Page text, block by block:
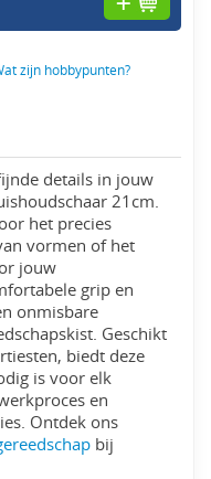
zijn hobbypunten?
details in jouw
21cm.
het precies
vormen of het
jouw
grip en
onmisbare
Geschikt
biedt deze
is voor elk
en
Ontdek ons
bij